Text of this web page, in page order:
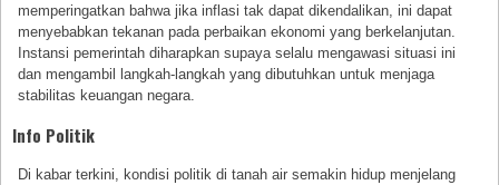
memperingatkan bahwa jika inflasi tak dapat dikendalikan, ini dapat
menyebabkan tekanan pada perbaikan ekonomi yang berkelanjutan.
Instansi pemerintah diharapkan supaya selalu mengawasi situasi ini
dan mengambil langkah-langkah yang dibutuhkan untuk menjaga
stabilitas keuangan negara.
Info Politik
Di kabar terkini, kondisi politik di tanah air semakin hidup menjelang